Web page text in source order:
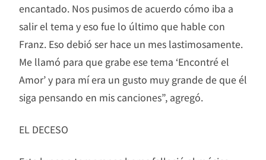
encantado. Nos pusimos de acuerdo cómo iba a
salir el tema y eso fue lo último que hable con
Franz. Eso debió ser hace un mes lastimosamente.
Me llamó para que grabe ese tema ‘Encontré el
Amor’ y para mí era un gusto muy grande de que él
siga pensando en mis canciones”, agregó.
EL DECESO